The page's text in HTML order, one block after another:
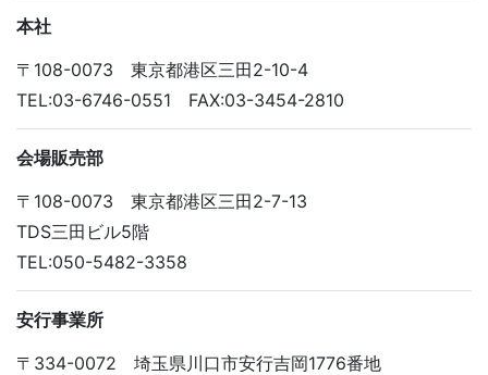
本社
〒108-0073 東京都港区三田2-10-4
TEL:03-6746-0551 FAX:03-3454-2810
会場販売部
〒108-0073 東京都港区三田2-7-13
TDS三田ビル5階
TEL:050-5482-3358
安行事業所
〒334-0072 埼玉県川口市安行吉岡1776番地